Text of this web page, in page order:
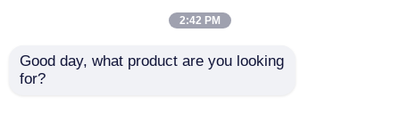
2:42 PM
Good day, what product are you looking
for?